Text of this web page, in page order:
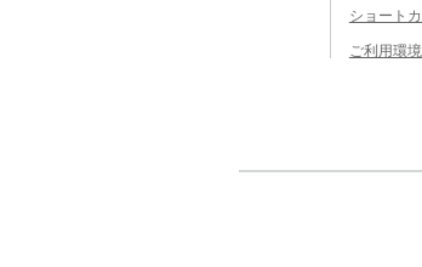
ショート
ご利用環